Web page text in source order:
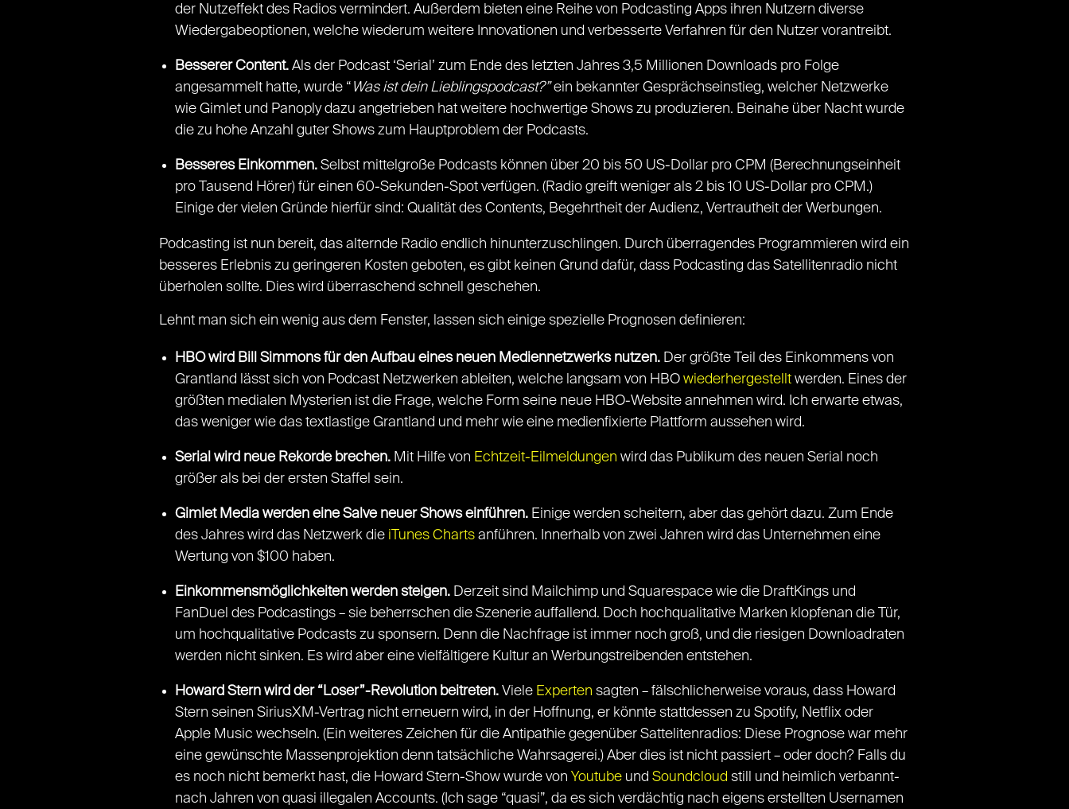
der Nutzeffekt des Radios vermindert. Außerdem bieten eine Reihe von Podcasting Apps ihren Nutzern diverse
Wiedergabeoptionen, welche wiederum weitere Innovationen und verbesserte Verfahren für den Nutzer vorantreibt.
Besserer Content.Als der Podcast ‘Serial’ zum Ende des letzten Jahres 3,5 Millionen Downloads pro Folge
angesammelt hatte, wurde “ Was ist dein Lieblingspodcast?”ein bekannter Gesprächseinstieg, welcher Netzwerke
wie Gimlet und Panoply dazu angetrieben hat weitere hochwertige Shows zu produzieren. Beinahe über Nacht wurde
die zu hohe Anzahl guter Shows zum Hauptproblem der Podcasts.
Besseres Einkommen.Selbst mittelgroße Podcasts können über 20 bis 50 US-Dollar pro CPM (Berechnungseinheit
pro Tausend Hörer) für einen 60-Sekunden-Spot verfügen. (Radio greift weniger als 2 bis 10 US-Dollar pro CPM.)
Einige der vielen Gründe hierfür sind: Qualität des Contents, Begehrtheit der Audienz, Vertrautheit der Werbungen.
Podcasting ist nun bereit, das alternde Radio endlich hinunterzuschlingen. Durch überragendes Programmieren wird ein
besseres Erlebnis zu geringeren Kosten geboten, es gibt keinen Grund dafür, dass Podcasting das Satellitenradio nicht
überholen sollte. Dies wird überraschend schnell geschehen.
Lehnt man sich ein wenig aus dem Fenster, lassen sich einige spezielle Prognosen definieren:
HBO wird Bill Simmons für den Aufbau eines neuen Mediennetzwerks nutzen.Der größte Teil des Einkommens von
Grantland lässt sich von Podcast Netzwerken ableiten, welche langsam von HBO wiederhergestelltwerden. Eines der
größten medialen Mysterien ist die Frage, welche Form seine neue HBO-Website annehmen wird. Ich erwarte etwas,
das weniger wie das textlastige Grantland und mehr wie eine medienfixierte Plattform aussehen wird.
Serial wird neue Rekorde brechen.Mit Hilfe von Echtzeit-Eilmeldungen wird das Publikum des neuen Serial noch
größer als bei der ersten Staffel sein.
Gimlet Media werden eine Salve neuer Shows einführen.Einige werden scheitern, aber das gehört dazu. Zum Ende
des Jahres wird das Netzwerk die iTunes Chartsanführen. Innerhalb von zwei Jahren wird das Unternehmen eine
Wertung von $100 haben.
Einkommensmöglichkeiten werden steigen.Derzeit sind Mailchimp und Squarespace wie die DraftKings und
FanDuel des Podcastings – sie beherrschen die Szenerie auffallend. Doch hochqualitative Marken klopfenan die Tür,
um hochqualitative Podcasts zu sponsern. Denn die Nachfrage ist immer noch groß, und die riesigen Downloadraten
werden nicht sinken. Es wird aber eine vielfältigere Kultur an Werbungstreibenden entstehen.
Howard Stern wird der “Loser”-Revolution beitreten.Viele Experten sagten – fälschlicherweise voraus, dass Howard
Stern seinen SiriusXM-Vertrag nicht erneuern wird, in der Hoffnung, er könnte stattdessen zu Spotify, Netflix oder
Apple Music wechseln. (Ein weiteres Zeichen für die Antipathie gegenüber Sattelitenradios: Diese Prognose war mehr
eine gewünschte Massenprojektion denn tatsächliche Wahrsagerei.) Aber dies ist nicht passiert – oder doch? Falls du
es noch nicht bemerkt hast, die Howard Stern-Show wurde von Youtubeund Soundcloud still und heimlich verbannt-
nach Jahren von quasi illegalen Accounts. (Ich sage “quasi”, da es sich verdächtig nach eigens erstellten Usernamen